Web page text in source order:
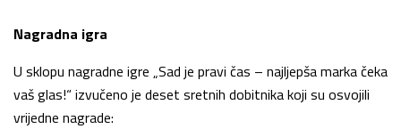
Nagradna igra
U sklopu nagradne igre „Sad je pravi čas – najljepša marka čeka
vaš glas!“ izvučeno je deset sretnih dobitnika koji su osvojili
vrijedne nagrade: